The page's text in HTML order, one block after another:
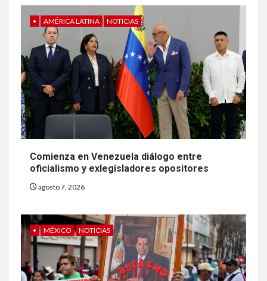
• AMÉRICA LATINA NOTICIAS
Comienza en Venezuela diálogo entre
oficialismo y exlegisladores opositores
agosto 7, 2026
• MÉXICO NOTICIAS